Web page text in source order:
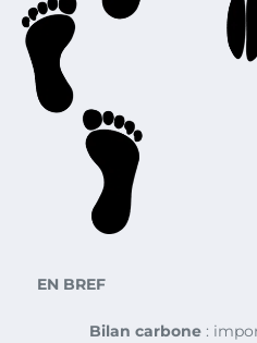
EN BREF
Bilan carbone :